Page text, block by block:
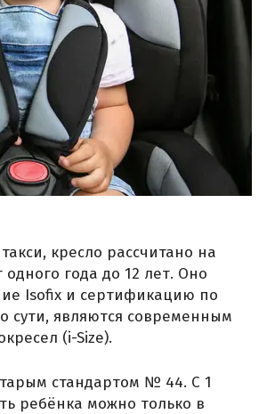
кресло рассчитано на
года до 12 лет. Оно
Isofix и сертификацию по
являются современным
(i-Size).
стандартом № 44. С 1
ребёнка можно только в